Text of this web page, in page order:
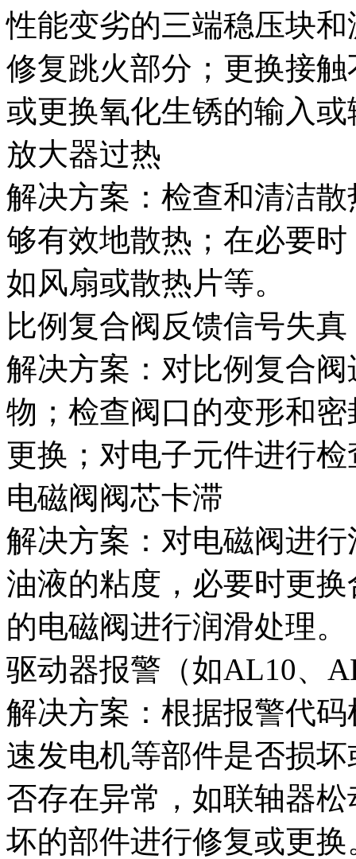
性能变劣的三端稳压块
修复跳火部分；更换接
或更换氧化生锈的输入或
放大器过热
解决方案：检查和清洁
够有效地散热；在必要
如风扇或散热片等。
比例复合阀反馈信号失真
解决方案：对比例复合
物；检查阀口的变形和
更换；对电子元件进行
电磁阀阀芯卡滞
解决方案：对电磁阀进
油液的粘度，必要时更
的电磁阀进行润滑处理。
驱动器报警（如AL10、
解决方案：根据报警代
速发电机等部件是否损
否存在异常，如联轴器
坏的部件进行修复或更换